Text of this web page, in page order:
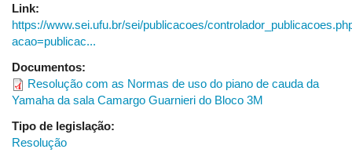
Universidade
Federal
Uberlândia,
para
o
de
2022
Link:
https://www.sei.ufu.br/sei/publicacoes/
acao=publicac...
Documentos:
Resolução com as Normas de uso do piano de cauda da
Yamaha da sala Camargo Guarnieri do Bloco 3M
Tipo de legislação:
Resolução